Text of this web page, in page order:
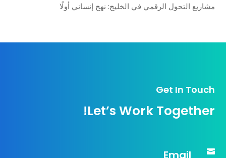
مشاريع التحول الرقمي في الخليج: نهج إنساني أولًا
Get In Touch
Let’s Work Together!

Email